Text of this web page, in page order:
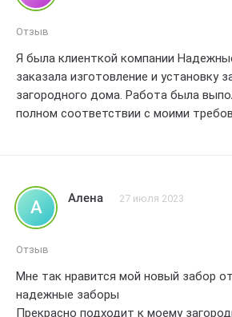
Отзыв
Я была клиенткой компании
заказала изготовление и установку
загородного дома. Работа была
полном соответствии с моими
для меня и моей семьи. Я оцениваю
так как есть небольшие недочеты в отделке.
я довольна результатом. Большое
А Алена 27 июля 2023
Отзыв
Мне так нравится мой новый забор
надежные заборы
Прекрасно подходит к моему